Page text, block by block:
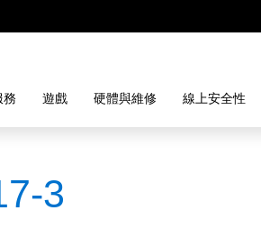
務 遊戲 硬體與維修 線上安全性
3